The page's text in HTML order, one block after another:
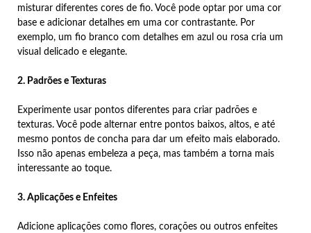
misturar diferentes cores de fio. Você pode optar por uma cor
base e adicionar detalhes em uma cor contrastante. Por
exemplo, um fio branco com detalhes em azul ou rosa cria um
visual delicado e elegante.
2. Padrões e Texturas
Experimente usar pontos diferentes para criar padrões e
texturas. Você pode alternar entre pontos baixos, altos, e até
mesmo pontos de concha para dar um efeito mais elaborado.
Isso não apenas embeleza a peça, mas também a torna mais
interessante ao toque.
3. Aplicações e Enfeites
Adicione aplicações como flores, corações ou outros enfeites